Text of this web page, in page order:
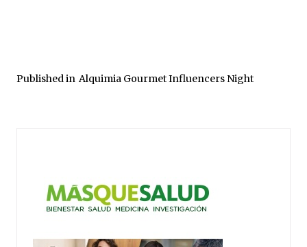
Published in Alquimia Gourmet Influencers Night